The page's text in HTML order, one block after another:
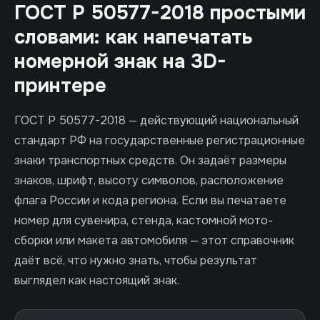
ГОСТ Р 50577-2018 простыми
словами: как напечатать
номерной знак на 3D-
принтере
ГОСТ Р 50577-2018 — действующий национальный
стандарт РФ на государственные регистрационные
знаки транспортных средств. Он задаёт размеры
знаков, шрифт, высоту символов, расположение
флага России и кода региона. Если вы печатаете
номер для сувенира, стенда, кастомной мото-
сборки или макета автомобиля — этот справочник
даёт всё, что нужно знать, чтобы результат
выглядел как настоящий знак.